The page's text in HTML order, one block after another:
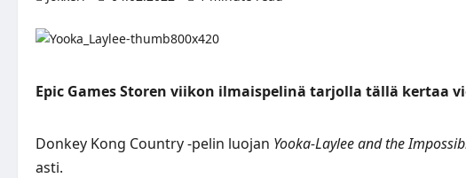
Epic Games Storen viikon ilmaispelinä tarjolla tällä kertaa
Donkey Kong Country -pelin luojan Yooka-Laylee and the
asti.